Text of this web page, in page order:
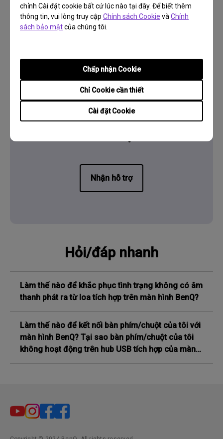
chỉnh Cài đặt cookie bất cứ lúc nào tại đây. Để biết thêm
thông tin, vui lòng truy cập Chính sách Cookie và Chính
sách bảo mậtcủa chúng tôi.
Cài đặt Cookie
Chỉ Cookie cần thiết
Chấp nhận Cookie
Thông tin bảo hành
Liên hệ
Nhận hỗ trợ
Hỏi/đáp nhanh
Làm thế nào để khắc phục tình trạng không có âm
thanh phát ra từ loa tích hợp trên màn hình BenQ?
Làm thế nào để kết nối bàn phím/chuột của tôi với
màn hình BenQ? Tại sao bàn phím/chuột của tôi
không hoạt động trên hub USB tích hợp của màn